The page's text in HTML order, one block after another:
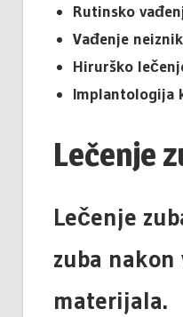
Rutinsko
Vađenje
Hirurško
Implantologija
Lečenje
Lečenje
zuba
materijala.